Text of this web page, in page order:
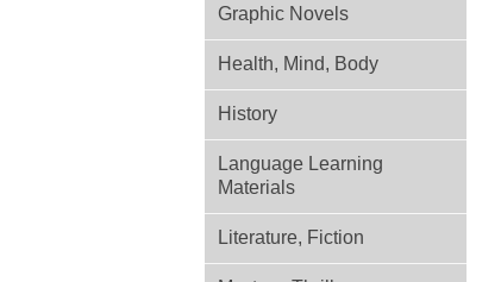
Graphic Novels
Health, Mind, Body
History
Language Learning
Materials
Literature, Fiction